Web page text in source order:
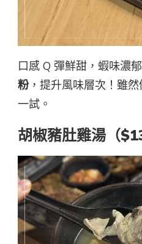
口感 Q 彈鮮甜，蝦味濃
粉，提升風味層次！雖
一試。
胡椒豬肚雞湯（